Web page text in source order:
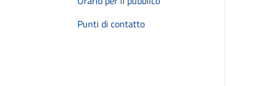
Punti di contatto